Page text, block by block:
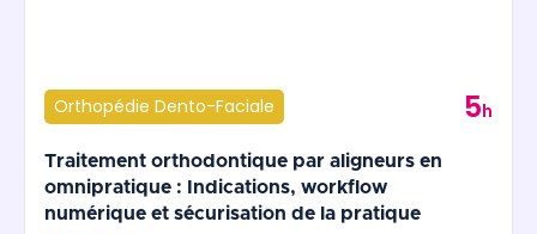
Orthopédie Dento-Faciale 5h
Traitement orthodontique par aligneurs en
omnipratique : Indications, workflow
numérique et sécurisation de la pratique